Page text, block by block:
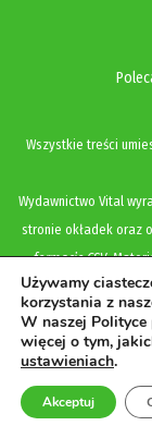
Wszystkie treści
Wydawnictwo Vital
stronie okładek oraz
formacie CSV.
katalogach
legalną dystrybucję
Używamy
korzystania z
W naszej
więcej o tym,
ustawieniach.
Akceptuj